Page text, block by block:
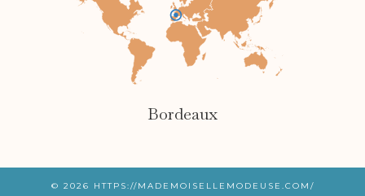
Bordeaux
© 2026 HTTPS://MADEMOISELLEMODEUSE.COM/